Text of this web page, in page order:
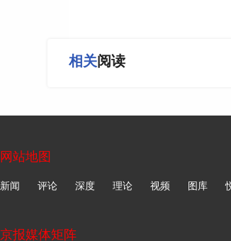
名创优品提供了另一种参
源、产品开发、供应链组织等
相关阅读
网站地图
新闻 评论 深度 理论 视频 图库
京报媒体矩阵